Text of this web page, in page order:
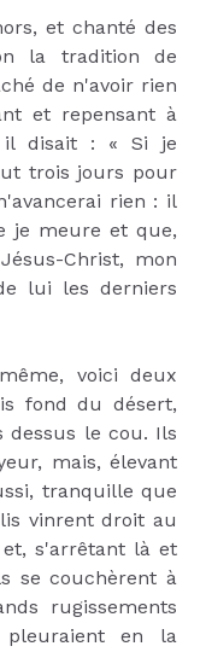
et chanté des
la tradition de
de n'avoir rien
et repensant à
il disait : « Si je
trois jours pour
rien : il
je meure et que,
Christ, mon
lui les derniers
voici deux
fond du désert,
dessus le cou. Ils
mais, élevant
tranquille que
vinrent droit au
s'arrêtant là et
se couchèrent à
rugissements
en la